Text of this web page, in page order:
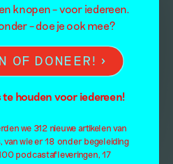
knopen – voor iedereen.
– doe je ook mee?
OF DONEER!
houden voor iedereen!
we 312 nieuwe artikelen van
van wie er 18 onder begeleiding
podcastafleveringen, 17